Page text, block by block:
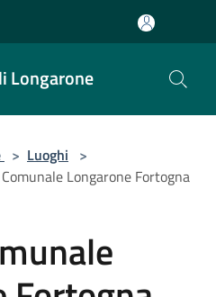
Longarone
> Luoghi >
Longarone Fortogna